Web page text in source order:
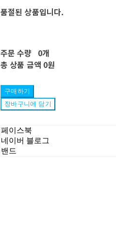
품절된 상품입니다.
주문 수량 0개
총 상품 금액 0원
구매하기
장바구니에 담기
페이스북
네이버 블로그
밴드